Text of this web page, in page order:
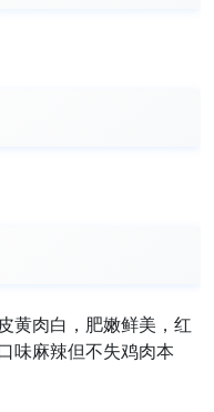
黄肉白，肥嫩鲜美，红
味麻辣但不失鸡肉本